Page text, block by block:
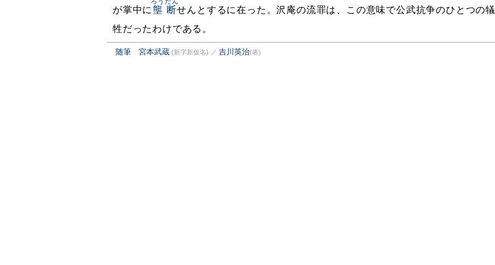
が掌中に 壟断せんとするに在った。沢庵の流罪は、この意味で公武抗争のひとつの犠
牲だったわけである。
随筆 宮本武蔵 (新字新仮名) ／ 吉川英治(著)